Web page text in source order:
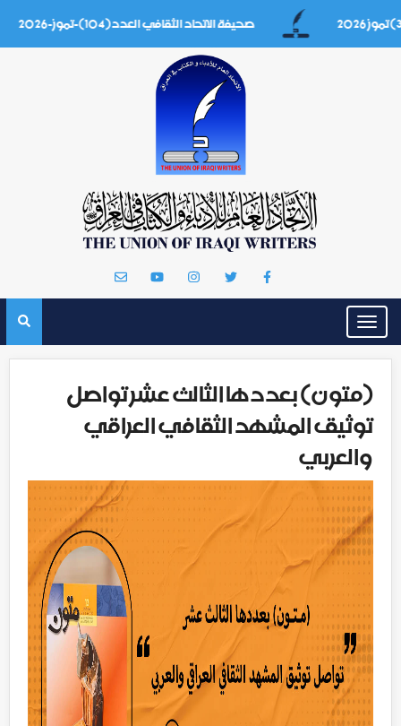
صحيفة الاتحاد الثقافي العدد(104)-تموز-2026
Toggle
navigation
(متون) بعددها الثالث عشر تواصل
توثيق المشهد الثقافي العراقي
والعربي